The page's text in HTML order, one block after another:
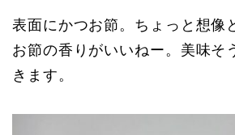
表面にかつお節。ちょっと想像
お節の香りがいいねー。美味そ
きます。